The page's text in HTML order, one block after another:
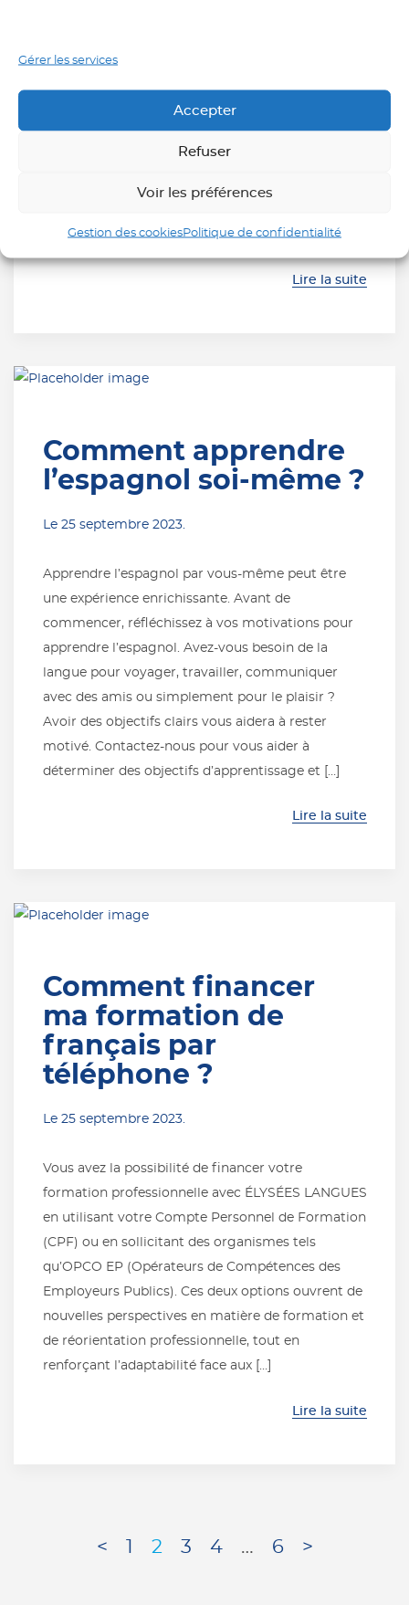
Gérer les services
Accepter
Refuser
Voir les préférences
Gestion des cookiesPolitique de confidentialité
formation professionnelle avec ÉLYSÉES LANGUES
en utilisant votre CPF ou en sollicitant des
organismes tels qu’OPCO EP. Ces deux options
ouvrent de nouvelles perspectives en matière de
formation et de réorientation professionnelle, tout
en renforçant l’adaptabilité face aux évolutions du
l’accès à […]
Lire la suite
Comment apprendre
l’espagnol soi-même ?
Le 25 septembre 2023.
Apprendre l’espagnol par vous-même peut être
une expérience enrichissante. Avant de
commencer, réfléchissez à vos motivations pour
apprendre l’espagnol. Avez-vous besoin de la
langue pour voyager, travailler, communiquer
avec des amis ou simplement pour le plaisir ?
Avoir des objectifs clairs vous aidera à rester
motivé. Contactez-nous pour vous aider à
déterminer des objectifs d’apprentissage et […]
Lire la suite
Comment financer
ma formation de
français par
téléphone ?
Le 25 septembre 2023.
Vous avez la possibilité de financer votre
formation professionnelle avec ÉLYSÉES LANGUES
en utilisant votre Compte Personnel de Formation
(CPF) ou en sollicitant des organismes tels
qu’OPCO EP (Opérateurs de Compétences des
Employeurs Publics). Ces deux options ouvrent de
nouvelles perspectives en matière de formation et
de réorientation professionnelle, tout en
renforçant l’adaptabilité face aux […]
Lire la suite
< 2 3 4 … 6 >